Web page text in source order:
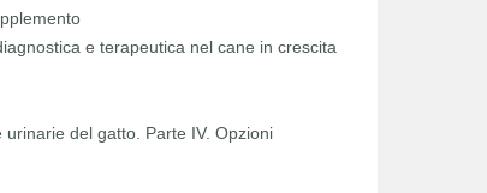
e terapeutica nel cane in crescita
del gatto. Parte IV. Opzioni